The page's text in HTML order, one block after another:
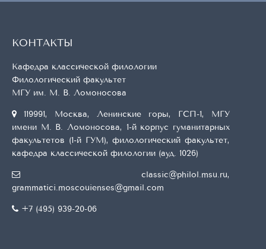
КОНТАКТЫ
Кафедра классической филологии
Филологический факультет
МГУ им. М. В. Ломоносова
119991, Москва, Ленинские горы, ГСП-1, МГУ
имени М. В. Ломоносова, 1-й корпус гуманитарных
факультетов (1-й ГУМ), филологический факультет,
кафедра классической филологии (ауд. 1026)
classic@philol.msu.ru,
grammatici.moscouienses@gmail.com
+7 (495) 939-20-06